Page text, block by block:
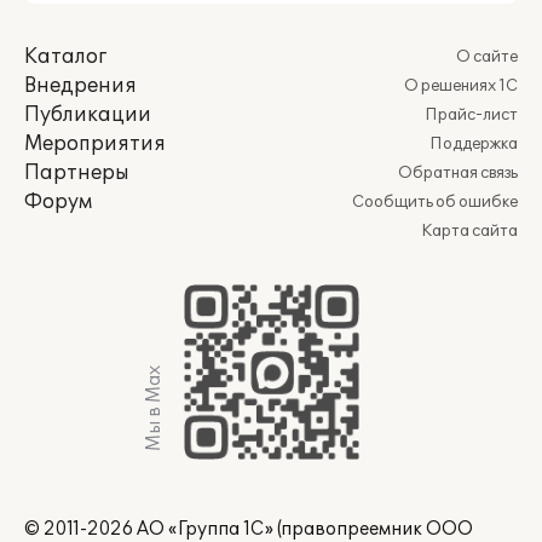
Каталог
Внедрения
Публикации
Мероприятия
Партнеры
Форум
О сайте
О решениях 1С
Прайс-лист
Поддержка
Обратная связь
Сообщить об ошибке
Карта сайта
Мы в Max
© 2011-2026 АО «Группа 1С» (правопреемник ООО